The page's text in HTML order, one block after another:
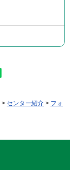
> センター紹介 > フォ